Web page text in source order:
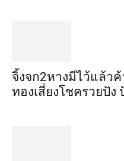
จิ้งจก​2​หาง​มีไว้แล้ว​ค้
ทอง​เสี่ยงโชค​รวยปัง​